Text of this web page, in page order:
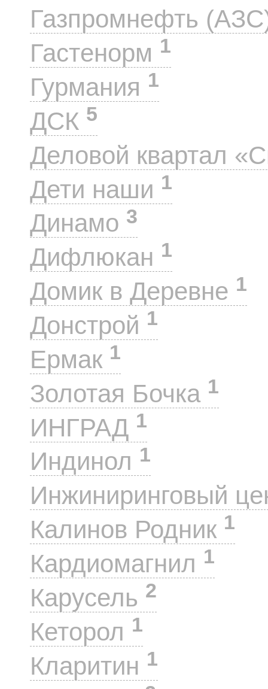
Газпромнефть
Гастенорм 1
Гурмания 1
ДСК 5
Деловой квартал
Дети наши 1
Динамо 3
Дифлюкан 1
Домик в Деревне 1
Донстрой 1
Ермак 1
Золотая Бочка 1
ИНГРАД 1
Индинол 1
Инжиниринговый
Калинов Родник 1
Кардиомагнил 1
Карусель 2
Кеторол 1
Кларитин 1